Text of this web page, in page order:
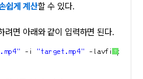
쉽게 계산할 수 있다.
면 아래와 같이 입력하면 된다.
?
-i "target.mp4" -lavfi psnr